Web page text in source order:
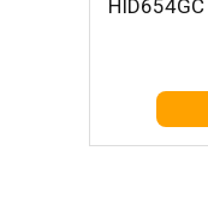
HID654GC